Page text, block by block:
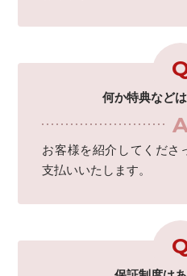
何か特典など
お客様を紹介してくださ
支払いいたします。